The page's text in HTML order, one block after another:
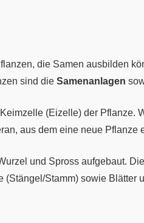
die Samen ausbilden
sind die Samenanlagen
(Eizelle) der
aus dem eine neue Pflanze
und Spross aufgebaut.
(Stängel/Stamm) sowie Blätter